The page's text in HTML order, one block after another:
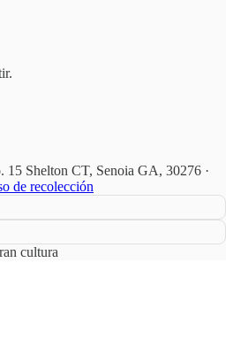
15 Shelton CT, Senoia GA, 30276 ·
de recolección
cultura